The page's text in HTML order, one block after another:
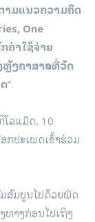
າມແນວຄວາມຄິດ
One
ຄ່າໃຊ້ຈ່າຍ
ງຄາສາລາທີ່ວັດ
”.
ໂລແມັດ, 10
ກປະເພດເຂົ້າຮ່ວມ
ສົມບູນໄປດ້ວຍພືດ
າງກ່ອນໄປເຖິງ